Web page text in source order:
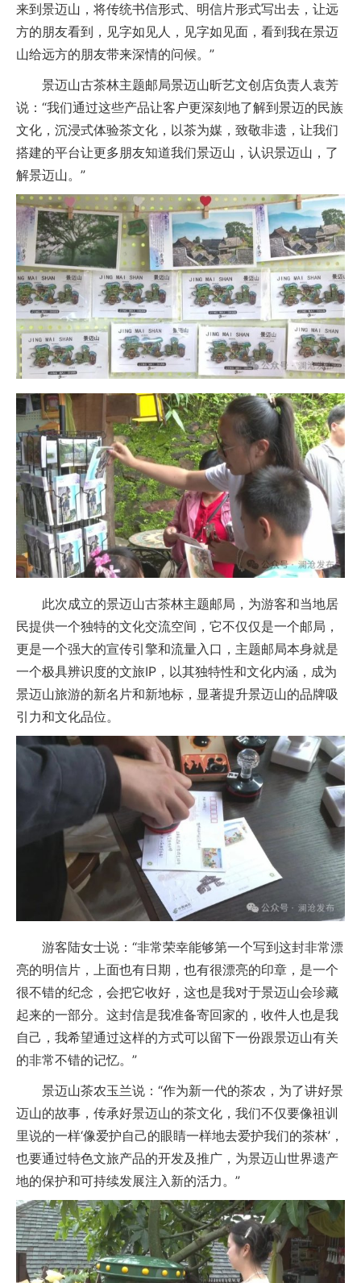
来到景迈山，将传统书信形式、明信片形式写出去，让远
方的朋友看到，见字如见人，见字如见面，看到我在景迈
山给远方的朋友带来深情的问候。”
景迈山古茶林主题邮局景迈山昕艺文创店负责人袁芳
说：“我们通过这些产品让客户更深刻地了解到景迈的民族
文化，沉浸式体验茶文化，以茶为媒，致敬非遗，让我们
搭建的平台让更多朋友知道我们景迈山，认识景迈山，了
解景迈山。”
此次成立的景迈山古茶林主题邮局，为游客和当地居
民提供一个独特的文化交流空间，它不仅仅是一个邮局，
更是一个强大的宣传引擎和流量入口，主题邮局本身就是
一个极具辨识度的文旅IP，以其独特性和文化内涵，成为
景迈山旅游的新名片和新地标，显著提升景迈山的品牌吸
引力和文化品位。
游客陆女士说：“非常荣幸能够第一个写到这封非常漂
亮的明信片，上面也有日期，也有很漂亮的印章，是一个
很不错的纪念，会把它收好，这也是我对于景迈山会珍藏
起来的一部分。这封信是我准备寄回家的，收件人也是我
自己，我希望通过这样的方式可以留下一份跟景迈山有关
的非常不错的记忆。”
景迈山茶农玉兰说：“作为新一代的茶农，为了讲好景
迈山的故事，传承好景迈山的茶文化，我们不仅要像祖训
里说的一样‘像爱护自己的眼睛一样地去爱护我们的茶林’，
也要通过特色文旅产品的开发及推广，为景迈山世界遗产
地的保护和可持续发展注入新的活力。”